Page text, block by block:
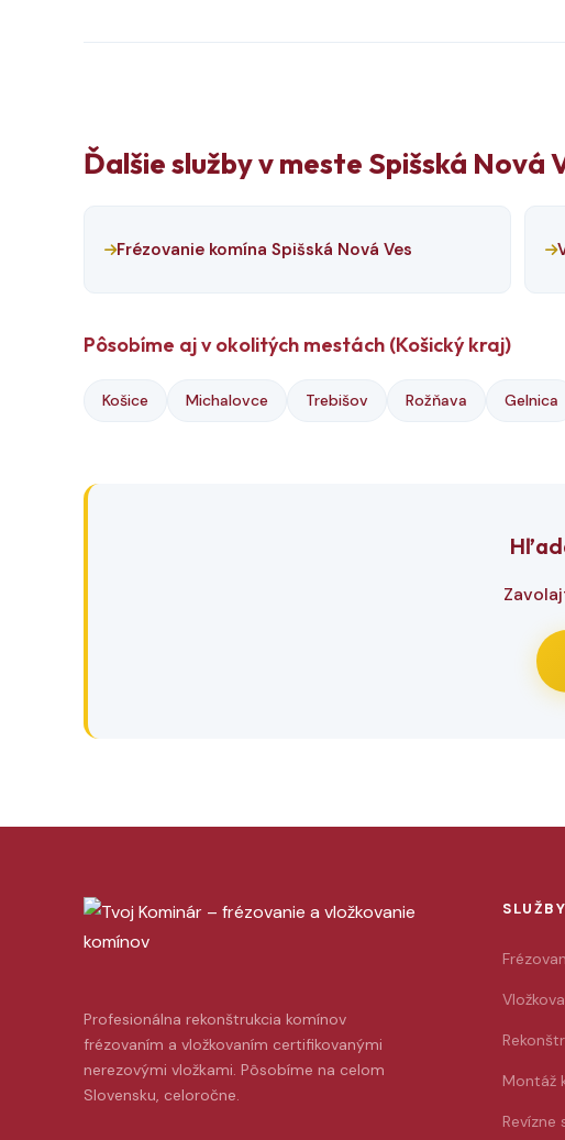
Ďalšie služby v meste Spišská Nová
Frézovanie komína Spišská Nová Ves
Pôsobíme aj v okolitých mestách (Košický kraj)
Košice Michalovce Trebišov Rožňava Gelnica
Profesionálna rekonštrukcia komínov
frézovaním a vložkovaním certifikovanými
nerezovými vložkami. Pôsobíme na celom
Slovensku, celoročne.
SLUŽBY
Montáž
Revízne